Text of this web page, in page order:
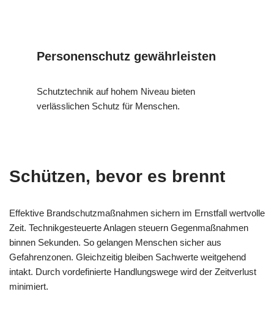
Personenschutz gewährleisten
Schutztechnik auf hohem Niveau bieten
verlässlichen Schutz für Menschen.
Schützen, bevor es brennt
Effektive Brandschutzmaßnahmen sichern im Ernstfall wertvolle
Zeit. Technikgesteuerte Anlagen steuern Gegenmaßnahmen
binnen Sekunden. So gelangen Menschen sicher aus
Gefahrenzonen. Gleichzeitig bleiben Sachwerte weitgehend
intakt. Durch vordefinierte Handlungswege wird der Zeitverlust
minimiert.